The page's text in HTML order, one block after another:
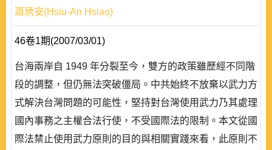
蕭琇安(Hsiu-An Hsiao)
46卷1期(2007/03/01)
台海兩岸自 1949 年分裂至今，雙方的政策雖歷經不同階
段的調整，但仍無法突破僵局。中共始終不放棄以武力方
式解決台灣問題的可能性，堅持對台灣使用武力乃其處理
國內事務之主權合法行使，不受國際法的限制。本文從國
際法禁止使用武力原則的目的與相關實踐來看，此原則不